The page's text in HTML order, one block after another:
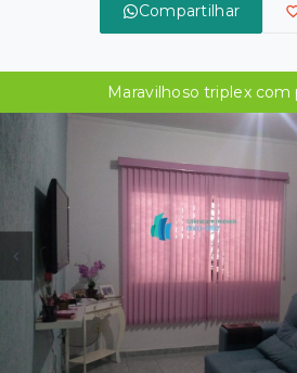
Compartilhar
Maravilhoso triplex com